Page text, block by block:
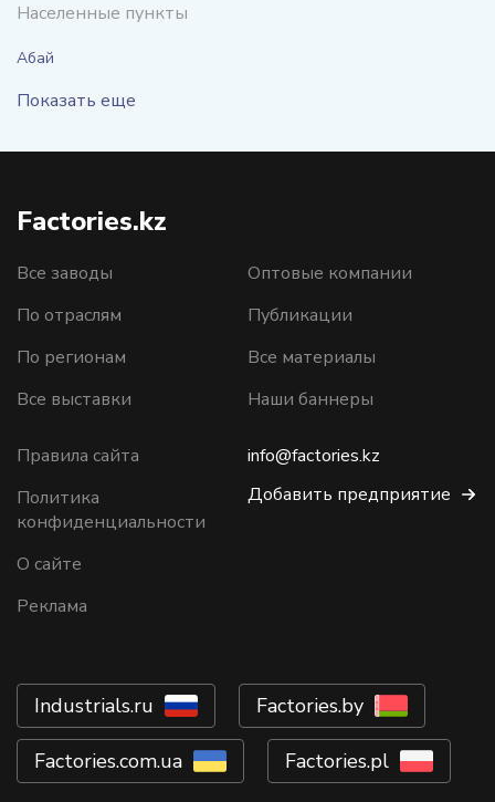
Населенные пункты
Абай
Показать еще
Factories.kz
Все заводы
По отраслям
По регионам
Все выставки
Оптовые компании
Публикации
Все материалы
Наши баннеры
Правила сайта
Политика
конфиденциальности
О сайте
Реклама
info@factories.kz
Добавить предприятие
Industrials.ru Factories.by
Factories.com.ua Factories.pl